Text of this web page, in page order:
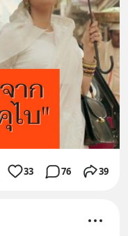
33 76 39